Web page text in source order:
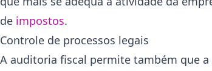
de impostos.
Controle de processos legais
A auditoria fiscal permite também que